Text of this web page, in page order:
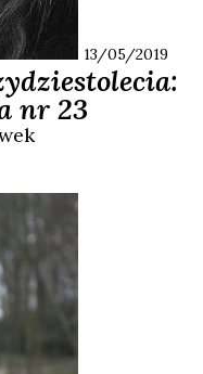
13/05/2019
nr 23